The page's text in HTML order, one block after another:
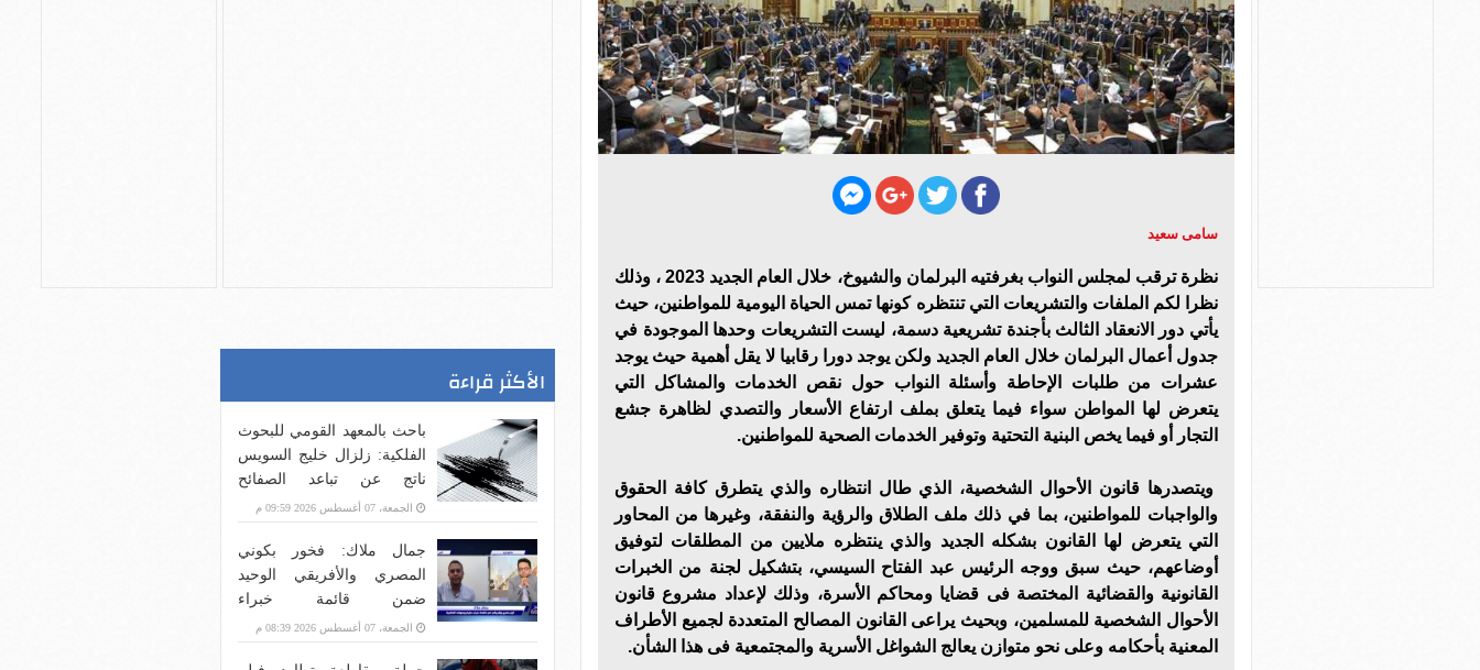
سامى سعيد
نظرة ترقب لمجلس النواب بغرفتيه البرلمان والشيوخ، خلال العام الجديد 2023 ، وذلك
نظرا لكم الملفات والتشريعات التي تنتظره كونها تمس الحياة اليومية للمواطنين، حيث
يأتي دور الانعقاد الثالث بأجندة تشريعية دسمة، ليست التشريعات وحدها الموجودة في
جدول أعمال البرلمان خلال العام الجديد ولكن يوجد دورا رقابيا لا يقل أهمية حيث يوجد
عشرات من طلبات الإحاطة وأسئلة النواب حول نقص الخدمات والمشاكل التي
يتعرض لها المواطن سواء فيما يتعلق بملف ارتفاع الأسعار والتصدي لظاهرة جشع
التجار أو فيما يخص البنية التحتية وتوفير الخدمات الصحية للمواطنين.
ويتصدرها قانون الأحوال الشخصية، الذي طال انتظاره والذي يتطرق كافة الحقوق
والواجبات للمواطنين، بما في ذلك ملف الطلاق والرؤية والنفقة، وغيرها من المحاور
التي يتعرض لها القانون بشكله الجديد والذي ينتظره ملايين من المطلقات لتوفيق
أوضاعهم، حيث سبق ووجه الرئيس عبد الفتاح السيسي، بتشكيل لجنة من الخبرات
القانونية والقضائية المختصة فى قضايا ومحاكم الأسرة، وذلك لإعداد مشروع قانون
الأحوال الشخصية للمسلمين، وبحيث يراعى القانون المصالح المتعددة لجميع الأطراف
المعنية بأحكامه وعلى نحو متوازن يعالج الشواغل الأسرية والمجتمعية فى هذا الشأن.
الأكثر قراءة
باحث بالمعهد القومي للبحوث
الفلكية: زلزال خليج السويس
ناتج عن تباعد الصفائح
التكتونية
الجمعة، 07 أغسطس 2026 09:59 م
جمال ملاك: فخور بكوني
المصري والأفريقي الوحيد
ضمن قائمة خبراء
مايكروسوفت
الجمعة، 07 أغسطس 2026 08:39 م